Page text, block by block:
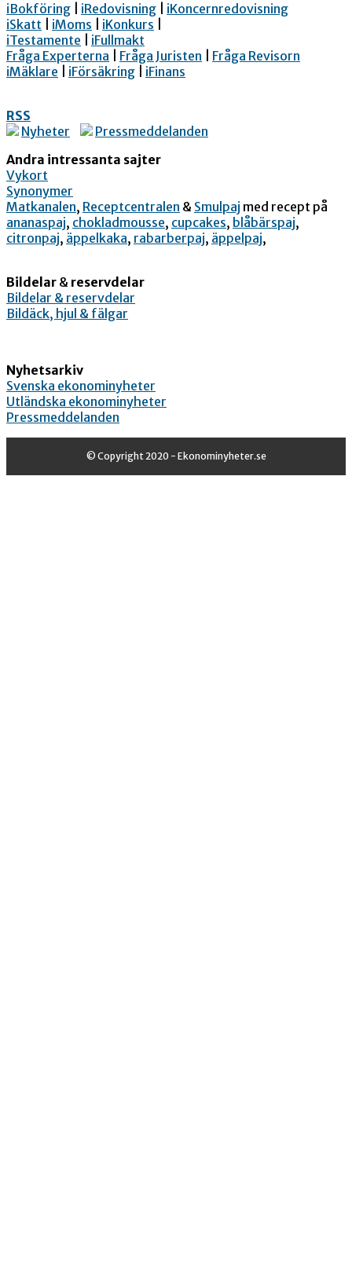
iBokföring
iRedovisning
iKoncernredovisning
iSkatt
iMoms iKonkurs
iTestamente
iFullmakt
Fråga Experterna
Fråga Juristen
Fråga Revisorn
iMäklare
iFörsäkring iFinans
RSS
Nyheter
Pressmeddelanden
Andra intressanta sajter
Vykort
Synonymer
Matkanalen, Receptcentralen & Smulpaj med recept på
ananaspaj, chokladmousse, cupcakes, blåbärspaj,
citronpaj, äppelkaka, rabarberpaj, äppelpaj,
Bildelar & reservdelar
Bildelar & reservdelar
Bildäck, hjul & fälgar
Nyhetsarkiv
Svenska ekonominyheter
Utländska ekonominyheter
Pressmeddelanden
© Copyright 2020 - Ekonominyheter.se